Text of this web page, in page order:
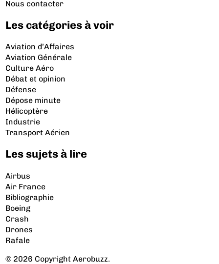
Nous contacter
Les catégories à voir
Aviation d’Affaires
Aviation Générale
Culture Aéro
Débat et opinion
Défense
Dépose minute
Hélicoptère
Industrie
Transport Aérien
Les sujets à lire
Airbus
Air France
Bibliographie
Boeing
Crash
Drones
Rafale
© 2026 Copyright Aerobuzz.